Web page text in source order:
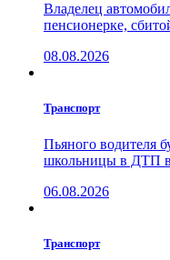
Владелец
пенсионерке,
08.08.2026
Транспорт
Пьяного водителя
школьницы в ДТП в
06.08.2026
Транспорт